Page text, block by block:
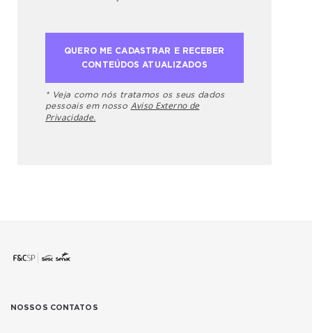
* Veja como nós tratamos os seus dados
pessoais em nosso Aviso Externo de
Privacidade.
NOSSOS CONTATOS